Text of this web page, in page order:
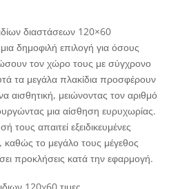
διαστάσεων 120×60
δημοφιλή επιλογή για όσους
τον χώρο τους με σύγχρονο
τα μεγάλα πλακίδια προσφέρουν
αισθητική, μειώνοντας τον αριθμό
μια αίσθηση ευρυχωρίας.
απαιτεί εξειδικευμένες
καθώς το μεγάλο τους μέγεθος
προκλήσεις κατά την εφαρμογή.